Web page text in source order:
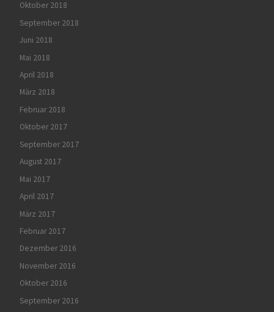
Oktober 2018
September 2018
Juni 2018
Mai 2018
April 2018
März 2018
Februar 2018
Oktober 2017
September 2017
August 2017
Mai 2017
April 2017
März 2017
Februar 2017
Dezember 2016
November 2016
Oktober 2016
September 2016